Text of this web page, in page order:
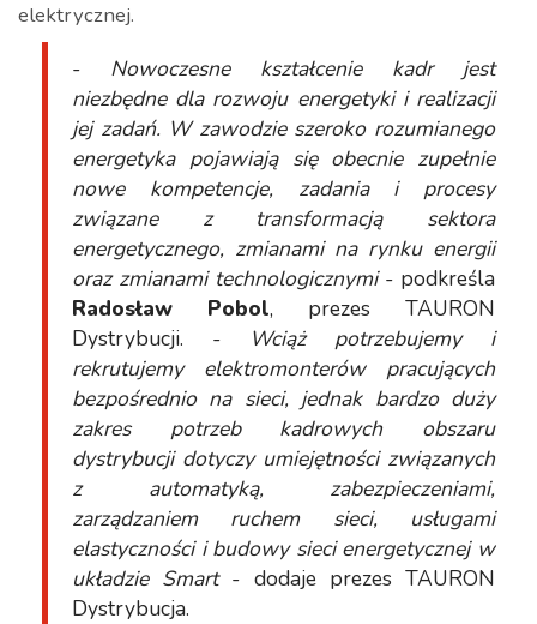
elektrycznej.
- Nowoczesne kształcenie kadr jest
niezbędne dla rozwoju energetyki i realizacji
jej zadań. W zawodzie szeroko rozumianego
energetyka pojawiają się obecnie zupełnie
nowe kompetencje, zadania i procesy
związane z transformacją sektora
energetycznego, zmianami na rynku energii
oraz zmianami technologicznymi - podkreśla
Radosław Pobol, prezes TAURON
Dystrybucji. -
Wciąż potrzebujemy i
rekrutujemy elektromonterów pracujących
bezpośrednio na sieci, jednak bardzo duży
zakres potrzeb kadrowych obszaru
dystrybucji dotyczy umiejętności związanych
z automatyką, zabezpieczeniami,
zarządzaniem ruchem sieci, usługami
elastyczności i budowy sieci energetycznej w
układzie Smart- dodaje prezes TAURON
Dystrybucja.